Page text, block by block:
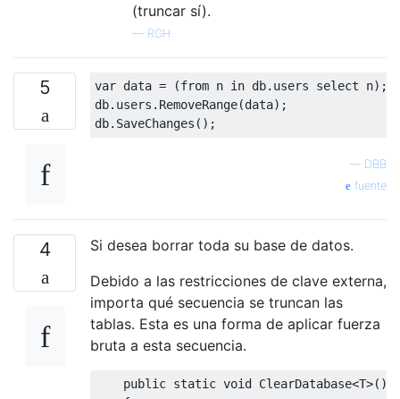
(truncar sí).
— RGH
5 var data = (from n in db. users select n);
db. users . RemoveRange(data);
db. SaveChanges ();
— DBB
fuente
4
Si desea borrar toda su base de datos.
Debido a las restricciones de clave externa,
importa qué secuencia se truncan las
tablas. Esta es una forma de aplicar fuerza
bruta a esta secuencia.
public static void ClearDatabase<T>()